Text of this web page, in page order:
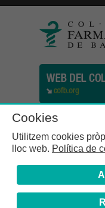
Cookies
Utilitzem cookies
lloc web. Política de